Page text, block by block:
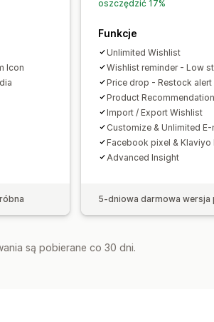
Icon
oszczędzić 17%
Funkcje
Unlimited Wishlist
Wishlist reminder - Low
Price drop - Restock alert
Product Recommendation
Import / Export Wishlist
Customize & Unlimited E-
Facebook pixel & Klaviyo
Advanced Insight
5-dniowa darmowa wersja
są pobierane co 30 dni.